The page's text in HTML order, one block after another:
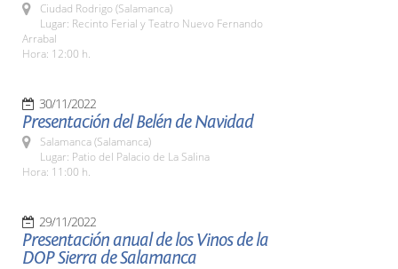
Ciudad Rodrigo (Salamanca)
Lugar: Recinto Ferial y Teatro Nuevo Fernando
Arrabal
Hora: 12:00 h.
30/11/2022
Presentación del Belén de Navidad
Salamanca (Salamanca)
Lugar: Patio del Palacio de La Salina
Hora: 11:00 h.
29/11/2022
Presentación anual de los Vinos de la
DOP Sierra de Salamanca